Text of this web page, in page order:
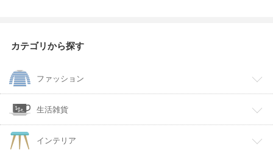
カテゴリから探す
ファッション
生活雑貨
インテリア